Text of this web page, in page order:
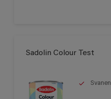
Sadolin Colour Test
Svanen